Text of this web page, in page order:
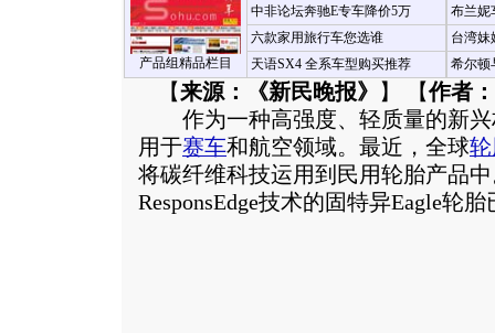
产品组精品栏目
中非论坛奔驰E专车降价5万
六款家用旅行车您选谁
天语SX4 全系车型购买推荐
布兰妮
台湾妹
希尔顿
【来源：《新民晚报》 】 【作者
作为一种高强度、轻质量的新兴
用于赛车和航空领域。最近，全球
将碳纤维科技运用到民用轮胎产品
ResponsEdge技术的固特异Eagle轮